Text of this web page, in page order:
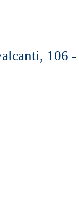
106